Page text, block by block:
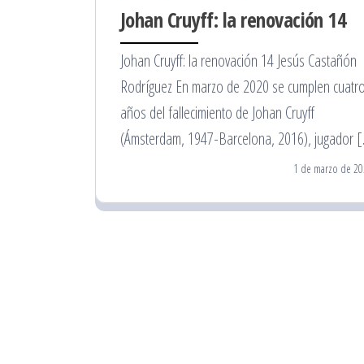
Johan Cruyff: la renovación 14
Johan Cruyff: la renovación 14 Jesús Castañón
Rodríguez En marzo de 2020 se cumplen cuatro
años del fallecimiento de Johan Cruyff
(Ámsterdam, 1947-Barcelona, 2016), jugador
1 de marzo de